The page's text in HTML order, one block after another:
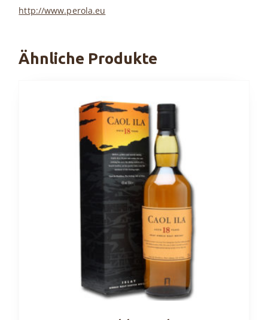
http://www.perola.eu
Ähnliche Produkte